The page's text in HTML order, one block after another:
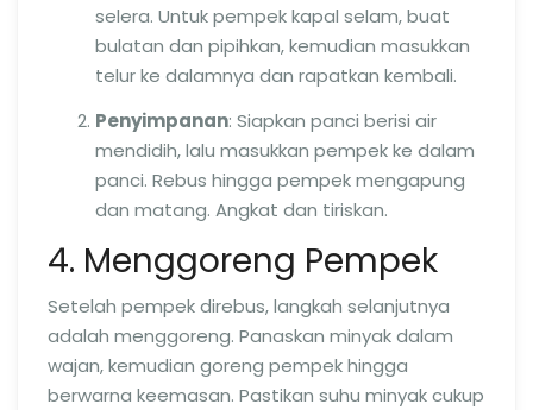
selera. Untuk pempek kapal selam, buat
bulatan dan pipihkan, kemudian masukkan
telur ke dalamnya dan rapatkan kembali.
Penyimpanan: Siapkan panci berisi air
mendidih, lalu masukkan pempek ke dalam
panci. Rebus hingga pempek mengapung
dan matang. Angkat dan tiriskan.
4. Menggoreng Pempek
Setelah pempek direbus, langkah selanjutnya
adalah menggoreng. Panaskan minyak dalam
wajan, kemudian goreng pempek hingga
berwarna keemasan. Pastikan suhu minyak cukup